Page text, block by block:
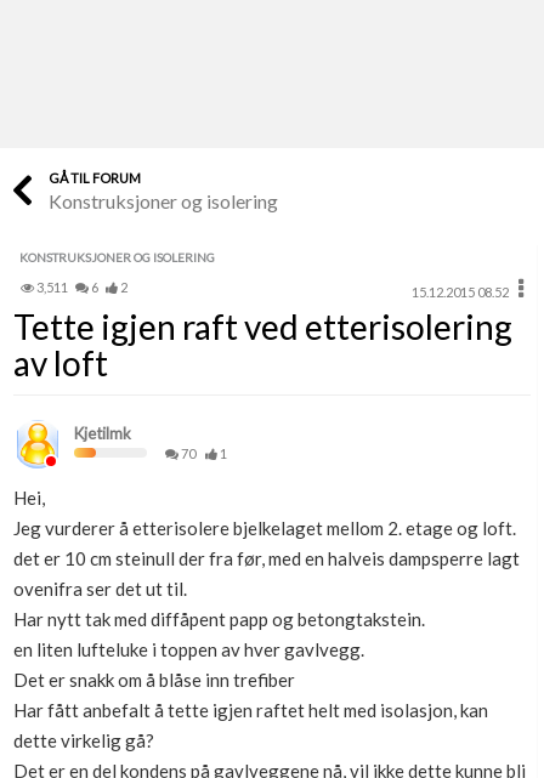
Finn håndverkere
Papirer som mangler
Skaff dokumentasjon som mangler
Boligmappa+
Få mer ut av Boligmappa
GÅ TIL FORUM
Konstruksjoner og isolering
KONSTRUKSJONER OG ISOLERING
3,511 6 2 15.12.2015 08.52
Tette igjen raft ved etterisolering
av loft
Kjetilmk
70 1
Hei,
Jeg vurderer å etterisolere bjelkelaget mellom 2. etage og loft.
det er 10 cm steinull der fra før, med en halveis dampsperre lagt
ovenifra ser det ut til.
Har nytt tak med diffåpent papp og betongtakstein.
en liten lufteluke i toppen av hver gavlvegg.
Det er snakk om å blåse inn trefiber
Har fått anbefalt å tette igjen raftet helt med isolasjon, kan
dette virkelig gå?
Det er en del kondens på gavlveggene nå, vil ikke dette kunne bli